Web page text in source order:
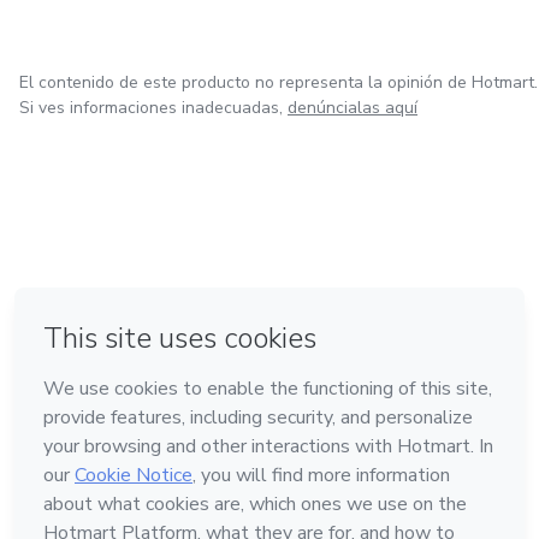
-Para dar brillo
El contenido de este producto no representa la opinión de Hotmart.
Si ves informaciones inadecuadas, denúncialas aquí
Hecho con❤ en Belo Horizonte
Conoce Hotmart